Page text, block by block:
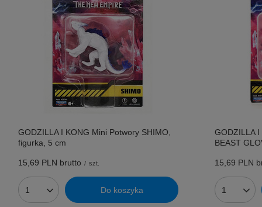
GODZILLA I KONG Mini Potwory SHIMO,
figurka, 5 cm
15,69 PLN brutto / szt.
Ilość produktów Do koszyka
GODZILLA
BEAST
15,69 PLN
Ilość